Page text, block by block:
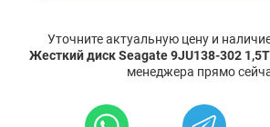
Уточните актуальную цену и
Жесткий диск Seagate 9JU138-302
менеджера прямо